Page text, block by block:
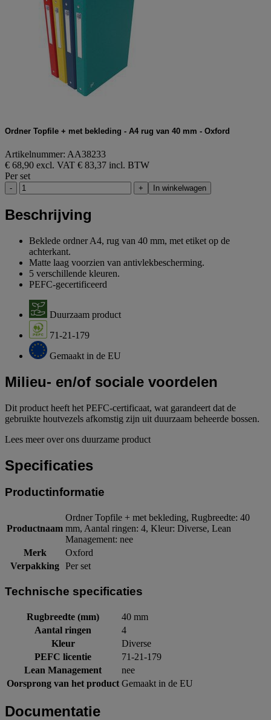
Ordner Topfile + met bekleding - A4 rug van 40 mm - Oxford
Artikelnummer: AA38233
€ 68,90 excl. VAT € 83,37 incl. BTW
Per set
- + In winkelwagen
Beschrijving
Beklede ordner A4, rug van 40 mm, met etiket op de
achterkant.
Matte laag voorzien van antivlekbescherming.
5 verschillende kleuren.
PEFC-gecertificeerd
Duurzaam product
71-21-179
Gemaakt in de EU
Milieu- en/of sociale voordelen
Dit product heeft het PEFC-certificaat, wat garandeert dat de
gebruikte houtvezels afkomstig zijn uit duurzaam beheerde bossen.
Lees meer over ons duurzame product
Specificaties
Productinformatie
Productnaam
Ordner Topfile + met bekleding, Rugbreedte: 40
mm, Aantal ringen: 4, Kleur: Diverse, Lean
Management: nee
Merk
Oxford
Verpakking Per set
Technische specificaties
Rugbreedte (mm)
40 mm
Aantal ringen
4
Kleur
Diverse
PEFC licentie
71-21-179
Lean Management
nee
Oorsprong van het product Gemaakt in de EU
Documentatie